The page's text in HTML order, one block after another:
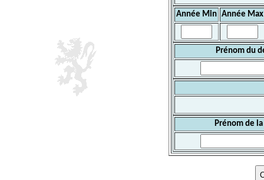
Année Min Année Max
Prénom du
Prénom de